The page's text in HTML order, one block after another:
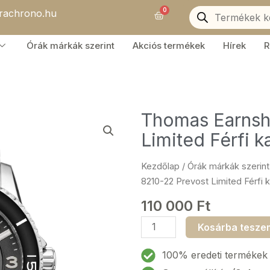
0Kosár
Products
search
Órák márkák szerint Akciós termékek Hírek
Thomas
Limited Férfi
Kezdőlap / Órák márkák szerint
8210-22 Prevost Limited Férfi
110 000 Ft
Thomas
Earnshaw
ES-
Kosárba
100% eredeti termékek